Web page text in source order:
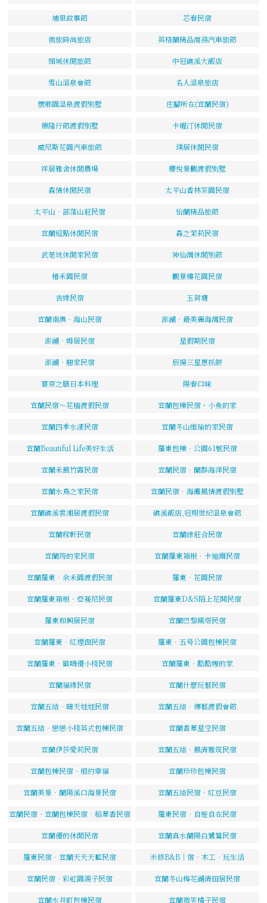
埔里故事館 芯春民宿
微旅時尚旅店 英格蘭精品商務汽車旅館
頭城休閒旅館 中冠礁溪大飯店
雪山溫泉會館 名人溫泉旅店
懷鄉園溫泉渡假別墅 庄腳所在(宜蘭民宿)
德隆行館渡假別墅 卡幄汀休閒民宿
威尼斯花園汽車旅館 璞居休閒民宿
祥居雅舍休閒農場 櫻悅景觀渡假別墅
森情休閒民宿 太平山香林茶園民宿
太平山‧部落山莊民宿 怡蘭精品旅館
宜蘭逗點休閒民宿 森之茉莉民宿
武荖坑休閒家民宿 神仙灣休閒別館
椿禾園民宿 觀景樓花園民宿
吉緣民宿 玉荷塘
宜蘭南澳‧海山民宿 澎湖‧最美麗海灣民宿
澎湖‧姆居民宿 星假期民宿
澎湖‧翹家民宿 辰揚三星蔥抓餅
宴京之膳日本料理 陽春口味
宜蘭民宿～花檣渡假民宿 宜蘭包棟民宿・小魚的家
宜蘭四季水漾民宿 宜蘭冬山維瑜的家民宿
宜蘭Beautiful Life美好生活 羅東包棟‧公園61號民宿
宜蘭禾風竹露民宿 宜蘭民宿．蘭群海洋民宿
宜蘭水鳥之家民宿 宜蘭民宿．海灘風情渡假別墅
宜蘭礁溪雲湘居渡假民宿 礁溪飯店,冠翔世紀溫泉會館
宜蘭稼軒民宿 宜蘭綠莊合民宿
宜蘭筠的家民宿 宜蘭羅東箱根．卡迪爾民宿
宜蘭羅東．余禾園渡假民宿 羅東‧花園民宿
宜蘭羅東箱根．亞蔓尼民宿 宜蘭羅東D&S陌上花開民宿
羅東和興居民宿 宜蘭巴黎鐵塔民宿
宜蘭羅東．紅煙囪民宿 羅東．五号公園包棟民宿
宜蘭羅東．歐嗨優小棧民宿 宜蘭羅東‧酷酷嫂的家
宜蘭福緣民宿 宜蘭什麼玩藝民宿
宜蘭五結‧晴天娃娃民宿 宜蘭五結．傳藝渡假會館
宜蘭五結‧戀戀小棧英式包棟民宿 宜蘭香草星空民宿
宜蘭伊莎愛莉民宿 宜蘭五結．風清雅筑民宿
宜蘭包棟民宿‧相約幸福 宜蘭珍珍包棟民宿
宜蘭美景．蘭陽溪口海景民宿 宜蘭五結民宿‧紅豆民宿
宜蘭民宿‧宜蘭包棟民宿‧稻草香民宿 羅東民宿‧自遊自在民宿
宜蘭優的休閒民宿 宜蘭真水蘭陽白鷺鷥民宿
羅東民宿‧宜蘭天天天藍民宿 米修B&B｜宿‧木工‧玩生活
宜蘭民宿‧彩虹園親子民宿 宜蘭冬山梅花湖清田居民宿
宜蘭水井町包棟民宿 宜蘭微笑橘子民宿